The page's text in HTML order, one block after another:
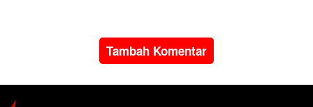
Tambah Komentar